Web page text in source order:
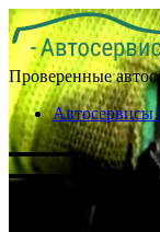
Проверенные
Автосервисы